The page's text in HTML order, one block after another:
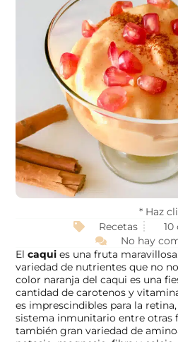
* Haz
Recetas
10
No hay
Elcaquies una fruta
variedad de nutrientes que no
color naranja del caqui es una
cantidad de carotenos y
es imprescindibles para la
sistema inmunitario entre otras
también gran variedad de